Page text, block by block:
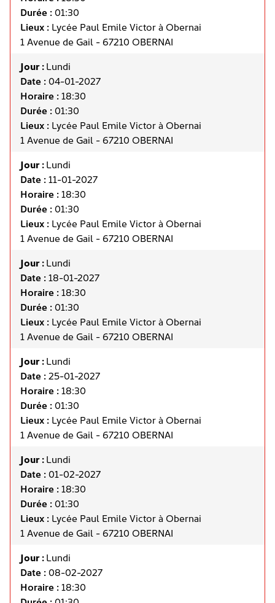
Durée :01:30
Lieux : Lycée Paul Emile Victor à Obernai
1 Avenue de Gail - 67210 OBERNAI
Jour :Lundi
Date :04-01-2027
Horaire :18:30
Durée :01:30
Lieux : Lycée Paul Emile Victor à Obernai
1 Avenue de Gail - 67210 OBERNAI
Jour :Lundi
Date :11-01-2027
Horaire :18:30
Durée :01:30
Lieux : Lycée Paul Emile Victor à Obernai
1 Avenue de Gail - 67210 OBERNAI
Jour :Lundi
Date :18-01-2027
Horaire :18:30
Durée :01:30
Lieux : Lycée Paul Emile Victor à Obernai
1 Avenue de Gail - 67210 OBERNAI
Jour :Lundi
Date :25-01-2027
Horaire :18:30
Durée :01:30
Lieux : Lycée Paul Emile Victor à Obernai
1 Avenue de Gail - 67210 OBERNAI
Jour :Lundi
Date :01-02-2027
Horaire :18:30
Durée :01:30
Lieux : Lycée Paul Emile Victor à Obernai
1 Avenue de Gail - 67210 OBERNAI
Jour :Lundi
Date :08-02-2027
Horaire :18:30